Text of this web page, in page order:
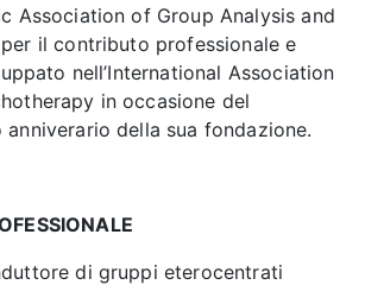
Association of Group Analysis and
il contributo professionale e
nell’International Association
in occasione del
anniverario della sua fondazione.
di gruppi eterocentrati